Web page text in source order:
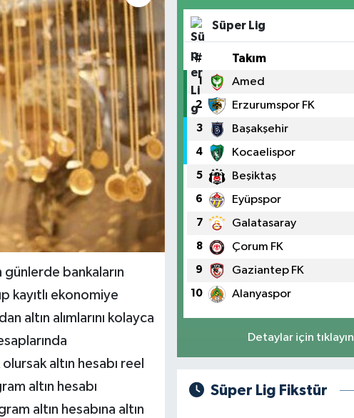
günlerde bankaların
kayıtlı ekonomiye
altın alımlarını kolayca
altın hesabı reel
altın hesabı
altın hesabına altın
Süper Lig
# Takım
1 Amed
2 Erzurumspor FK
3 Başakşehir
4 Kocaelispor
5 Beşiktaş
6 Eyüpspor
7 Galatasaray
8 Çorum FK
9 Gaziantep FK
10 Alanyaspor
Detaylar için tıklayın
Süper Lig Fikstür